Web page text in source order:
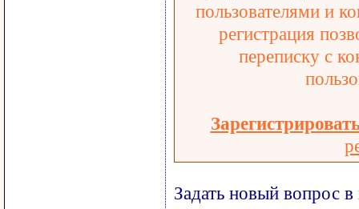
пользователями и
регистрация
переписку с
Задать новый вопрос